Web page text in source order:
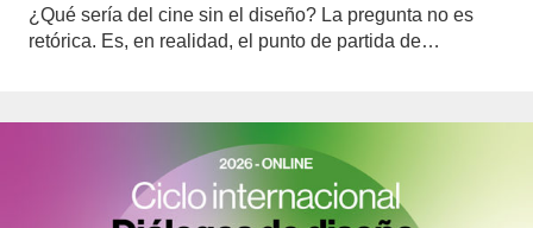
¿Qué sería del cine sin el diseño? La pregunta no es
retórica. Es, en realidad, el punto de partida de…